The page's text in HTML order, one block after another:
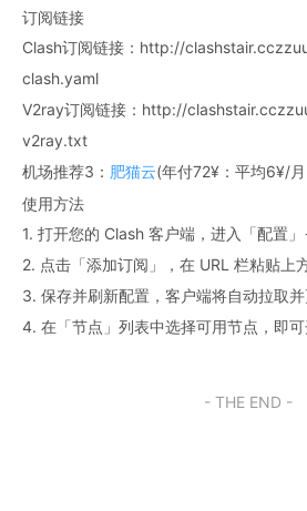
订阅链接
Clash订阅链接：http://
clash.yaml
V2ray订阅链接：http://
v2ray.txt
机场推荐3： 肥猫云(年付72¥：平均6¥/
使用方法
1. 打开您的 Clash 客户端，进入「配置
2. 点击「添加订阅」，在 URL 栏粘贴上
3. 保存并刷新配置，客户端将自动拉取并
4. 在「节点」列表中选择可用节点，即可
- THE END -